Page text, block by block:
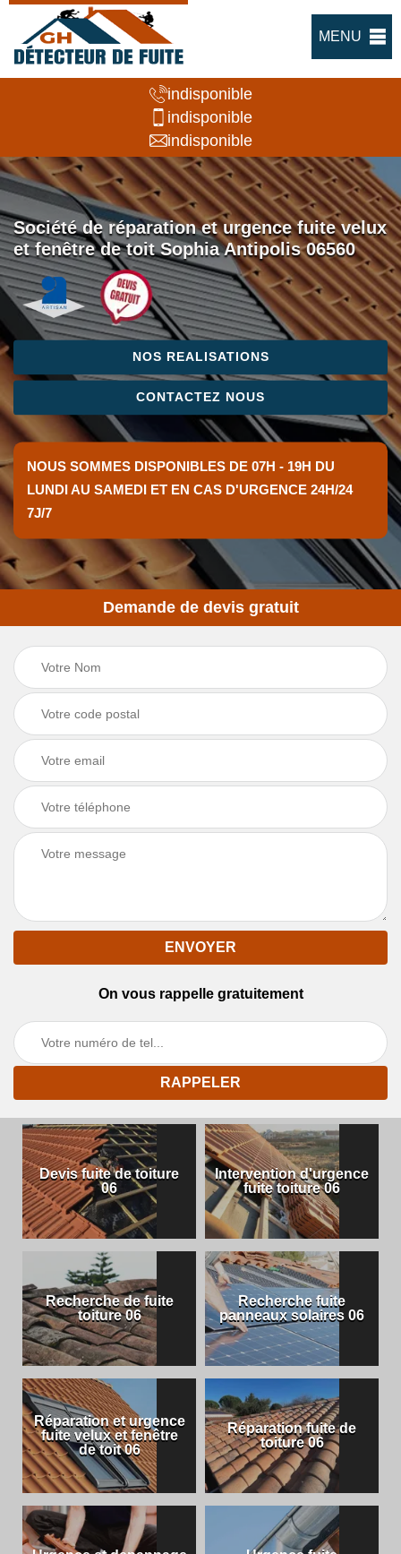
MENU
indisponible
indisponible
indisponible
Société de réparation et urgence fuite velux
et fenêtre de toit Sophia Antipolis 06560
NOS REALISATIONS
CONTACTEZ NOUS
NOUS SOMMES DISPONIBLES DE 07H - 19H DU
LUNDI AU SAMEDI ET EN CAS D'URGENCE 24H/24
7J/7
Demande de devis gratuit
On vous rappelle gratuitement
Devis fuite de toiture
06
Intervention d'urgence
fuite toiture 06
Recherche de fuite
toiture 06
Recherche fuite
panneaux solaires 06
Réparation et urgence
fuite velux et fenêtre
de toit 06
Réparation fuite de
toiture 06